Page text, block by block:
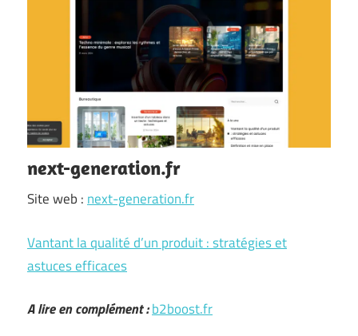
next-generation.fr
Site web : next-generation.fr
Vantant la qualité d’un produit : stratégies et
astuces efficaces
A lire en complément :b2boost.fr